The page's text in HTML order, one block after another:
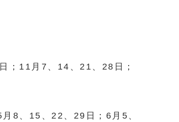
；11月7、14、21、28日；
8、15、22、29日；6月5、